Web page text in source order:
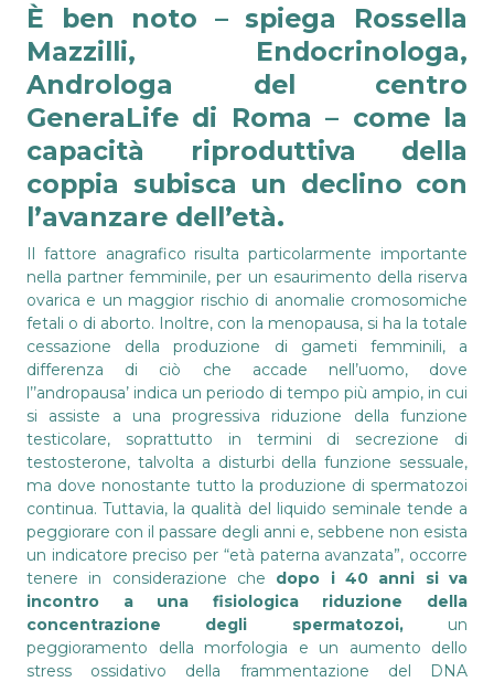
È ben noto – spiega Rossella
Mazzilli, Endocrinologa,
Androloga del centro
GeneraLife di Roma – come la
capacità riproduttiva della
coppia subisca un declino con
l’avanzare dell’età.
Il fattore anagrafico risulta particolarmente importante
nella partner femminile, per un esaurimento della riserva
ovarica e un maggior rischio di anomalie cromosomiche
fetali o di aborto. Inoltre, con la menopausa, si ha la totale
cessazione della produzione di gameti femminili, a
differenza di ciò che accade nell’uomo, dove
l’’andropausa’ indica un periodo di tempo più ampio, in cui
si assiste a una progressiva riduzione della funzione
testicolare, soprattutto in termini di secrezione di
testosterone, talvolta a disturbi della funzione sessuale,
ma dove nonostante tutto la produzione di spermatozoi
continua. Tuttavia, la qualità del liquido seminale tende a
peggiorare con il passare degli anni e, sebbene non esista
un indicatore preciso per “età paterna avanzata”, occorre
tenere in considerazione che dopo i 40 anni si va
incontro a una fisiologica riduzione della
concentrazione degli spermatozoi,un
peggioramento della morfologia e un aumento dello
stress ossidativo della frammentazione del DNA